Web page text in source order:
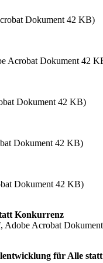
Dokument 42 KB)
Acrobat Dokument 42
Dokument 42 KB)
Dokument 42 KB)
Dokument 42 KB)
Konkurrenz
Adobe Acrobat Dokument
für Alle